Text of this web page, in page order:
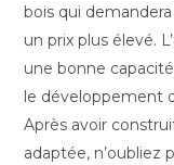
bois qui
un prix plus élevé.
une bonne
le développement
Après avoir
adaptée, n’oubliez